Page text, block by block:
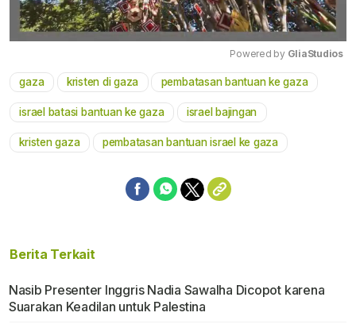
Mute
Powered by GliaStudios
gaza kristen di gaza pembatasan bantuan ke gaza
israel batasi bantuan ke gaza israel bajingan
kristen gaza pembatasan bantuan israel ke gaza
Berita Terkait
Nasib Presenter Inggris Nadia Sawalha Dicopot karena
Suarakan Keadilan untuk Palestina